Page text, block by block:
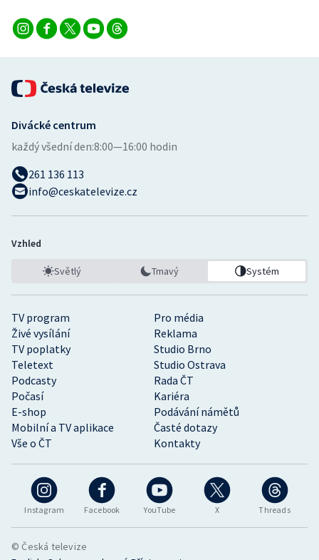
Instagram Facebook YouTube X Threads
TV program
Pro média
Živé vysílání
Reklama
TV poplatky
Studio Brno
Teletext
Studio Ostrava
Podcasty
Rada ČT
Počasí
Kariéra
E-shop
Podávání námětů
Mobilní a TV aplikace
Časté dotazy
Vše o ČT
Kontakty
Divácké centrum
každý všední den:8:00—16:00 hodin
261 136 113
info@ceskatelevize.cz
Vzhled
Světlý Tmavý Systém
© Česká televize